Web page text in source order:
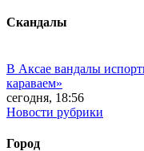
Скандалы
В Аксае вандалы
караваем»
сегодня, 18:56
Новости рубрики
Город